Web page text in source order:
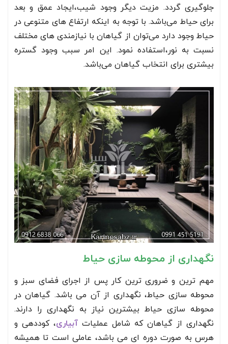
جلوگیری گردد. مزیت دیگر وجود شیب،ایجاد عمق و بعد
برای حیاط می‌باشد. با توجه به اینکه ارتفاع های متنوعی در
حیاط وجود دارد می‌توان از گیاهان با نیازمندی های مختلف
نسبت به نور،استفاده نمود. این امر سبب وجود گستره
بیشتری برای انتخاب گیاهان می‌باشد.
نگهداری از محوطه سازی حیاط
مهم ترین و ضروری ترین کار پس از اجرای فضای سبز و
محوطه سازی حیاط، نگهداری از آن می باشد. گیاهان در
محوطه سازی حیاط بیشترین نیاز به نگهداری را دارند.
نگهداری از گیاهان که شامل عملیات آبیاری، کوددهی و
هرس به صورت دوره ای می باشد، عاملی است تا همیشه